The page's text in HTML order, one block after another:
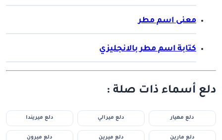
معنى اسم مطر
كتابة اسم مطر بالانجليزي
دلع أسماء ذات صلة :
دلع مهيار دلع ميرالي دلع ميريندا
دلع مارين دلع ميرين دلع ميرون